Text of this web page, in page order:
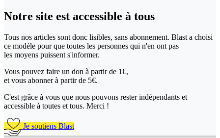
Notre site est accessible à tous
Tous nos articles sont donc lisibles, sans abonnement. Blast a choisi
ce modèle pour que toutes les personnes qui n'en ont pas
les moyens puissent s'informer.
Vous pouvez faire un don à partir de 1€,
et vous abonner à partir de 5€.
C'est grâce à vous que nous pouvons rester indépendants et
accessible à toutes et tous. Merci !
Je soutiens Blast